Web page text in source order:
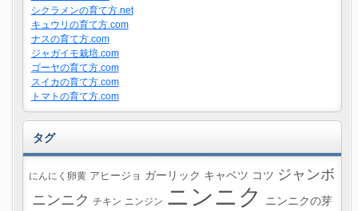
シクラメンの育て方.net
キュウリの育て方.com
ナスの育て方.com
ジャガイモ栽培.com
ゴーヤの育て方.com
スイカの育て方.com
トマトの育て方.com
タグ
にんにく卵黄 アヒージョ ガーリック キャベツ コツ ジャンボ
ニンニク チキン ニンジン ニンニク
ニンニクの芽